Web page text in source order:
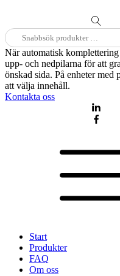
Sök
efter:
När automatisk
upp- och nedpilarna för att
önskad sida. På enheter med
att välja innehåll.
Kontakta oss
Start
Produkter
FAQ
Om oss